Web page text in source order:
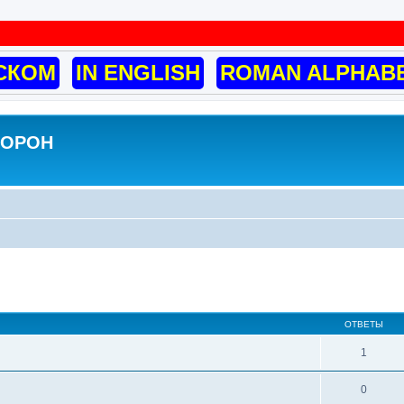
IN ENGLISH ROMAN
ОТВЕТЫ
1
0